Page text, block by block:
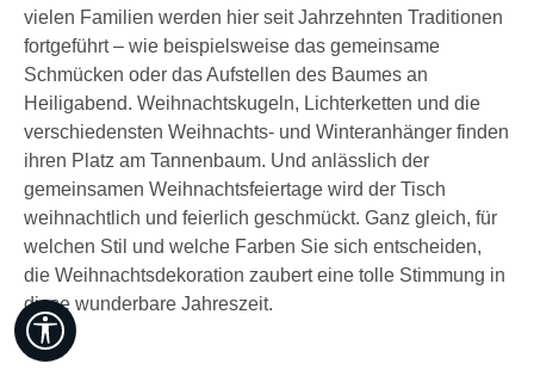
vielen Familien werden hier seit Jahrzehnten Traditionen
fortgeführt – wie beispielsweise das gemeinsame
Schmücken oder das Aufstellen des Baumes an
Heiligabend. Weihnachtskugeln, Lichterketten und die
verschiedensten Weihnachts- und Winteranhänger finden
ihren Platz am Tannenbaum. Und anlässlich der
gemeinsamen Weihnachtsfeiertage wird der Tisch
weihnachtlich und feierlich geschmückt. Ganz gleich, für
welchen Stil und welche Farben Sie sich entscheiden,
die Weihnachtsdekoration zaubert eine tolle Stimmung in
diese wunderbare Jahreszeit.
Werkzeugleiste anzeigen